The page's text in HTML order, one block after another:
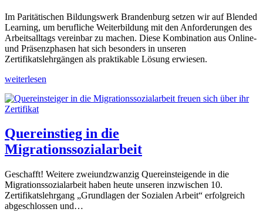
Im Paritätischen Bildungswerk Brandenburg setzen wir auf Blended
Learning, um berufliche Weiterbildung mit den Anforderungen des
Arbeitsalltags vereinbar zu machen. Diese Kombination aus Online-
und Präsenzphasen hat sich besonders in unseren
Zertifikatslehrgängen als praktikable Lösung erwiesen.
weiterlesen
Quereinstieg in die
Migrationssozialarbeit
Geschafft! Weitere zweiundzwanzig Quereinsteigende in die
Migrationssozialarbeit haben heute unseren inzwischen 10.
Zertifikatslehrgang „Grundlagen der Sozialen Arbeit“ erfolgreich
abgeschlossen und…